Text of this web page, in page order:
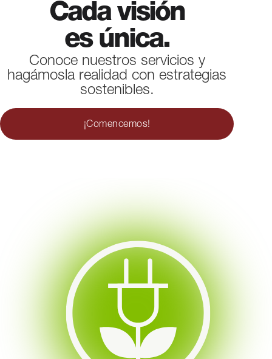
Cada visión
es única.
Conoce nuestros servicios y
hagámosla realidad con estrategias
sostenibles.
¡Comencemos!